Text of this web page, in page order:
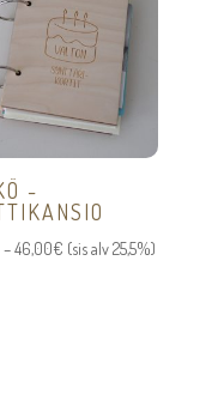
-
–46,00€ Hintaluokka:
(sis alv 25,5%)